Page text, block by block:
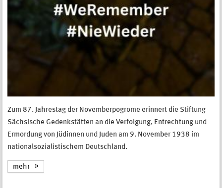
Zum 87. Jahrestag der Novemberpogrome erinnert die Stiftung
Sächsische Gedenkstätten an die Verfolgung, Entrechtung und
Ermordung von Jüdinnen und Juden am 9. November 1938 im
nationalsozialistischem Deutschland.
mehr